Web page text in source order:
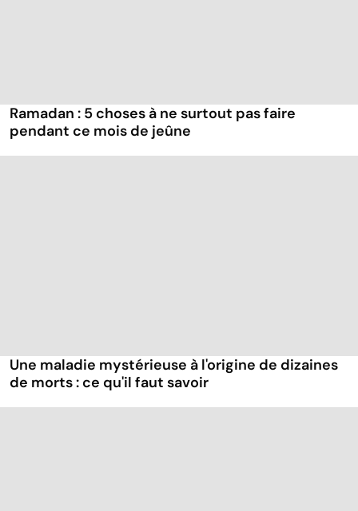
Ramadan : 5 choses à ne surtout pas faire
pendant ce mois de jeûne
Une maladie mystérieuse à l'origine de dizaines
de morts : ce qu'il faut savoir